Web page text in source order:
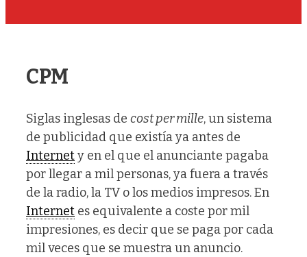
CPM
Siglas inglesas de cost per mille, un sistema
de publicidad que existía ya antes de
Internety en el que el anunciante pagaba
por llegar a mil personas, ya fuera a través
de la radio, la TV o los medios impresos. En
Internet es equivalente a coste por mil
impresiones, es decir que se paga por cada
mil veces que se muestra un anuncio.